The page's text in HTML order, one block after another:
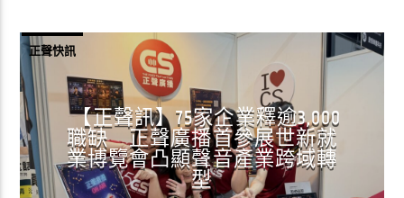
正聲快訊
【正聲訊】75家企業釋逾3,000
職缺 正聲廣播首參展世新就
業博覽會凸顯聲音產業跨域轉
型